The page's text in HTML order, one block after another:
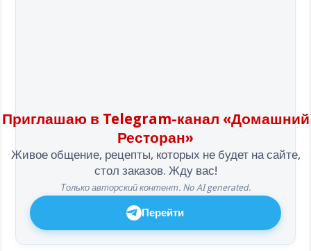
Приглашаю в Telegram-канал «Домашний
Ресторан»
Живое общение, рецепты, которых не будет на сайте,
стол заказов. Жду вас!
Только авторский контент. No AI generated.
Перейти